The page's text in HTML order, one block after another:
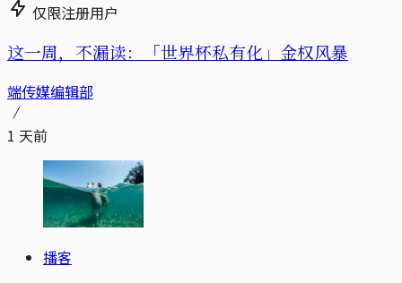
仅限注册用户
这一周，不漏读：「世界杯私有化」金权风暴
端传媒编辑部
1 天前
播客